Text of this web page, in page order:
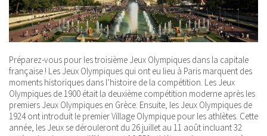
Préparez-vous pour les troisième Jeux Olympiques dans la capitale
française ! Les Jeux Olympiques qui ont eu lieu à Paris marquent des
moments historiques dans l’histoire de la compétition. Les Jeux
Olympiques de 1900 était la deuxième compétition moderne après les
premiers Jeux Olympiques en Grèce. Ensuite, les Jeux Olympiques de
1924 ont introduit le premier Village Olympique pour les athlètes. Cette
année, les Jeux se dérouleront du 26 juillet au 11 août incluant 32